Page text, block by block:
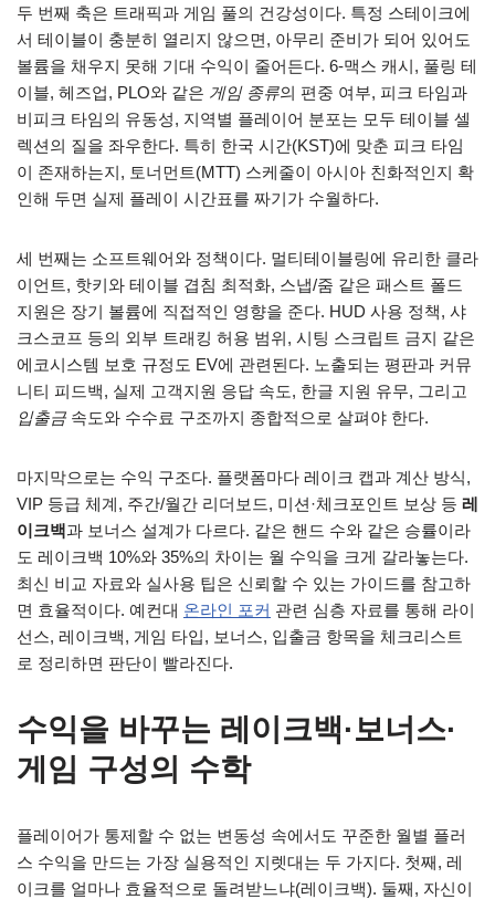
두 번째 축은 트래픽과 게임 풀의 건강성이다. 특정 스테이크에
서 테이블이 충분히 열리지 않으면, 아무리 준비가 되어 있어도
볼륨을 채우지 못해 기대 수익이 줄어든다. 6-맥스 캐시, 풀링 테
이블, 헤즈업, PLO와 같은 게임 종류의 편중 여부, 피크 타임과
비피크 타임의 유동성, 지역별 플레이어 분포는 모두 테이블 셀
렉션의 질을 좌우한다. 특히 한국 시간(KST)에 맞춘 피크 타임
이 존재하는지, 토너먼트(MTT) 스케줄이 아시아 친화적인지 확
인해 두면 실제 플레이 시간표를 짜기가 수월하다.
세 번째는 소프트웨어와 정책이다. 멀티테이블링에 유리한 클라
이언트, 핫키와 테이블 겹침 최적화, 스냅/줌 같은 패스트 폴드
지원은 장기 볼륨에 직접적인 영향을 준다. HUD 사용 정책, 샤
크스코프 등의 외부 트래킹 허용 범위, 시팅 스크립트 금지 같은
에코시스템 보호 규정도 EV에 관련된다. 노출되는 평판과 커뮤
니티 피드백, 실제 고객지원 응답 속도, 한글 지원 유무, 그리고
입출금 속도와 수수료 구조까지 종합적으로 살펴야 한다.
마지막으로는 수익 구조다. 플랫폼마다 레이크 캡과 계산 방식,
VIP 등급 체계, 주간/월간 리더보드, 미션·체크포인트 보상 등 레
이크백과 보너스 설계가 다르다. 같은 핸드 수와 같은 승률이라
도 레이크백 10%와 35%의 차이는 월 수익을 크게 갈라놓는다.
최신 비교 자료와 실사용 팁은 신뢰할 수 있는 가이드를 참고하
면 효율적이다. 예컨대 온라인 포커 관련 심층 자료를 통해 라이
선스, 레이크백, 게임 타입, 보너스, 입출금 항목을 체크리스트
로 정리하면 판단이 빨라진다.
수익을 바꾸는 레이크백·보너스·
게임 구성의 수학
플레이어가 통제할 수 없는 변동성 속에서도 꾸준한 월별 플러
스 수익을 만드는 가장 실용적인 지렛대는 두 가지다. 첫째, 레
이크를 얼마나 효율적으로 돌려받느냐(레이크백). 둘째, 자신이